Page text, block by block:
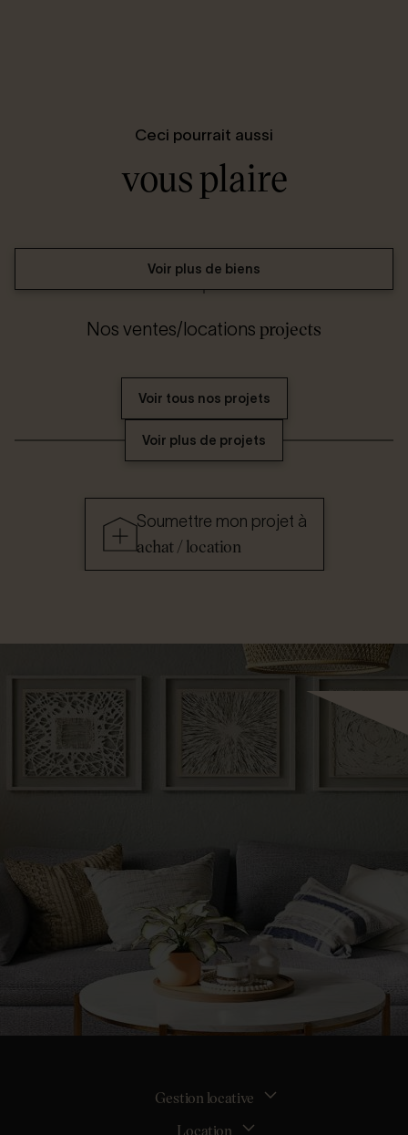
Ceci pourrait aussi
vous plaire
Voir plus de biens
Nos ventes/locations projects
Voir tous nos projets
Voir plus de projets
Soumettre mon projet à
achat / location
Gestion locative
La gestion locative
Location